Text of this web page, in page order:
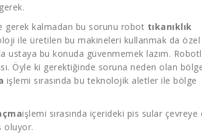
gerek kalmadan bu sorunu robot tıkanıklık
ile üretilen bu makineleri kullanmak da
ustaya bu konuda güvenmemek lazım.
Öyle ki gerektiğinde soruna neden olan
işlemi sırasında bu teknolojik aletler ile bölge
işlemi sırasında içerideki pis sular çevreye
oluyor.